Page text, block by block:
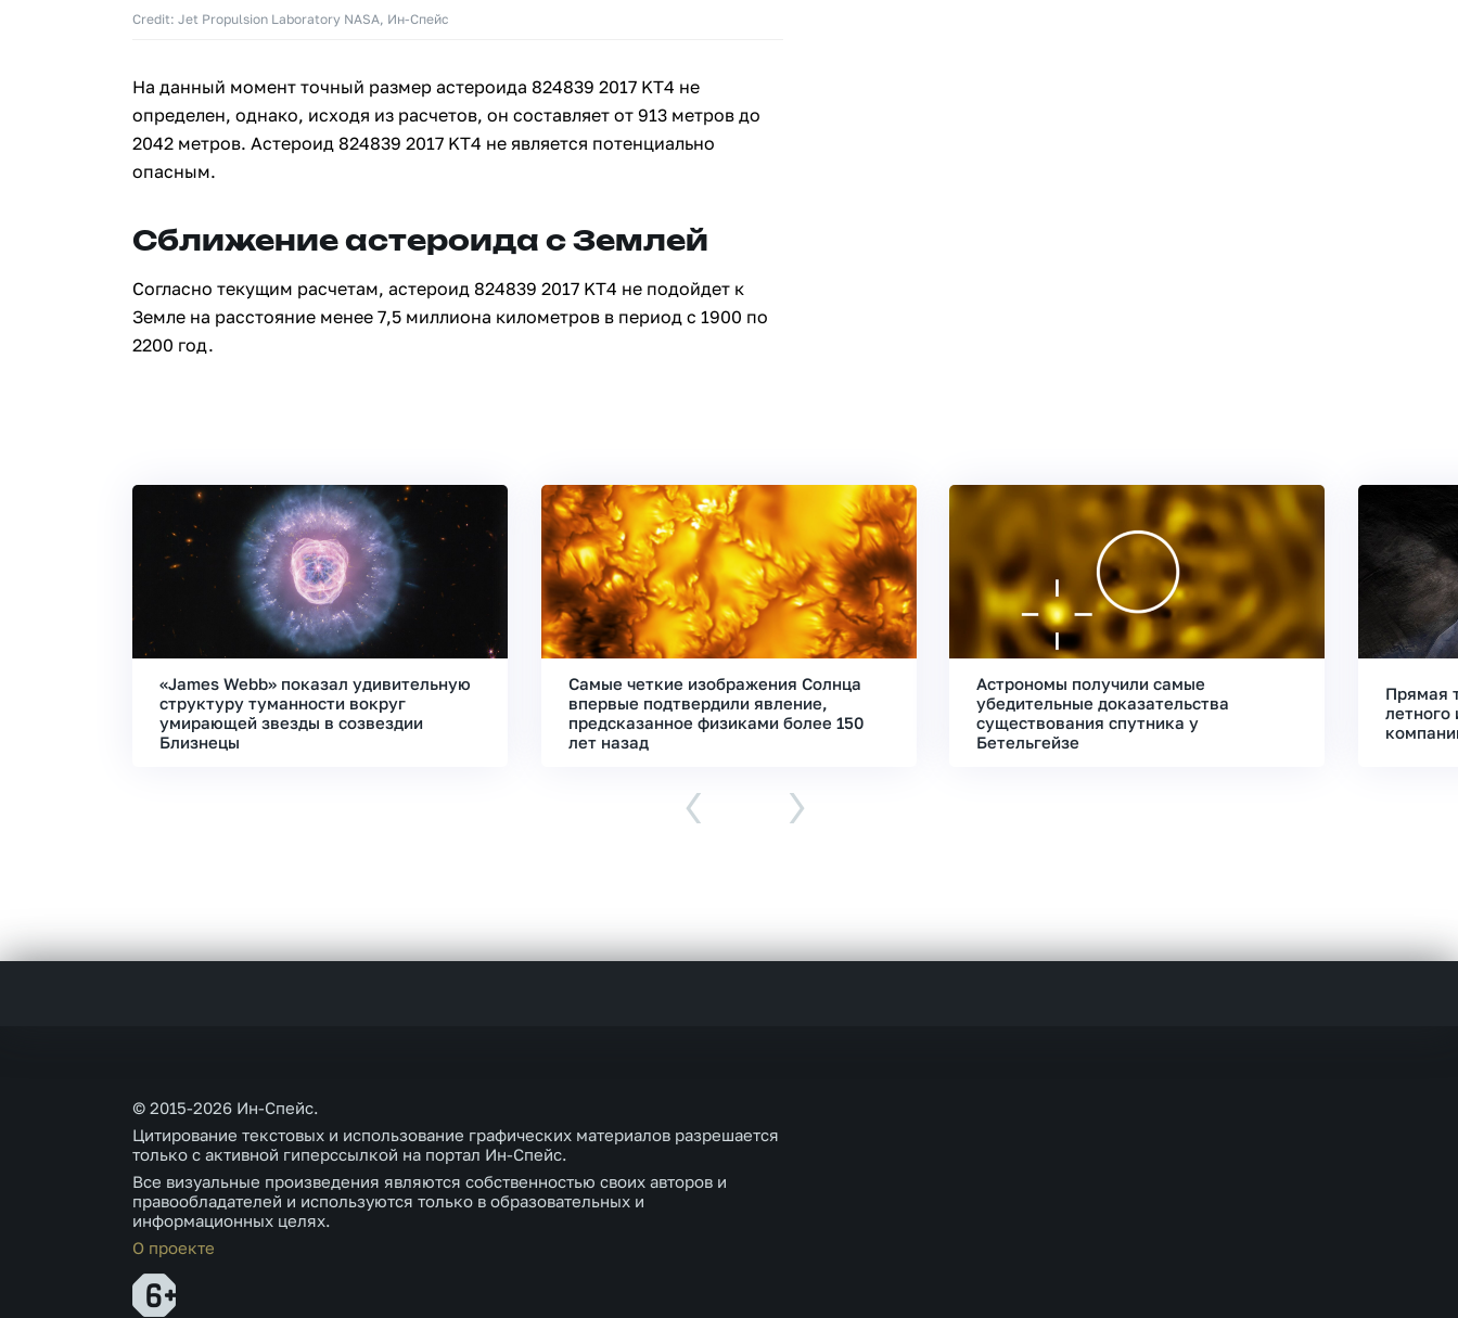
Credit: Jet Propulsion Laboratory NASA, Ин-Спейс
На данный момент точный размер астероида 824839 2017 KT4 не
определен, однако, исходя из расчетов, он составляет от 913 метров до
2042 метров. Астероид 824839 2017 KT4 не является потенциально
опасным.
Сближение астероида с Землей
Согласно текущим расчетам, астероид 824839 2017 KT4 не подойдет к
Земле на расстояние менее 7,5 миллиона километров в период с 1900 по
2200 год.
«James Webb» показал удивительную
структуру туманности вокруг
умирающей звезды в созвездии
Близнецы
Самые четкие изображения Солнца
впервые подтвердили явление,
предсказанное физиками более 150
лет назад
Астрономы получили самые
убедительные доказательства
существования спутника у
Бетельгейзе
Прямая
летного
‹ ›
© 2015-2026 Ин-Спейс.
Цитирование текстовых и использование графических материалов разрешается
только с активной гиперссылкой на портал Ин-Спейс.
Все визуальные произведения являются собственностью своих авторов и
правообладателей и используются только в образовательных и
информационных целях.
О проекте